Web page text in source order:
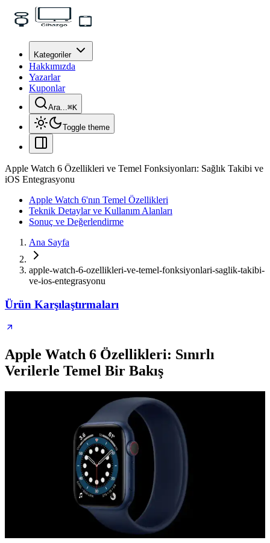
Kategoriler
Hakkımızda
Yazarlar
Kuponlar
Ara...⌘K
Toggle theme
Apple Watch 6 Özellikleri ve Temel Fonksiyonları: Sağlık Takibi ve
iOS Entegrasyonu
Apple Watch 6'nın Temel Özellikleri
Teknik Detaylar ve Kullanım Alanları
Sonuç ve Değerlendirme
Ana Sayfa
apple-watch-6-ozellikleri-ve-temel-fonksiyonlari-saglik-takibi-
ve-ios-entegrasyonu
Ürün Karşılaştırmaları
Apple Watch 6 Özellikleri: Sınırlı
Verilerle Temel Bir Bakış